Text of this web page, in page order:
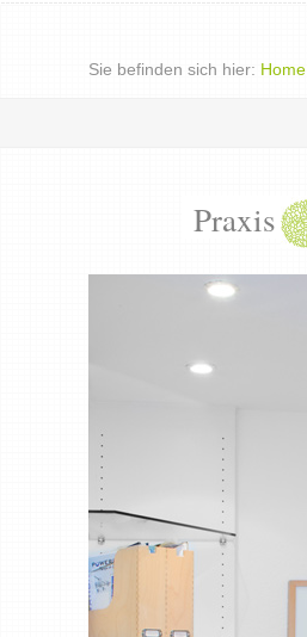
Sie befinden sich hier: Home
Praxis